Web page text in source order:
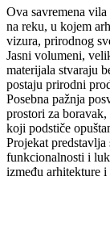
Ova savremena
na reku, u kojem
vizura, prirodnog
Jasni volumeni,
materijala stvaraju
postaju prirodni
Posebna pažnja
prostori za
koji podstiče
Projekat predstavlja
funkcionalnosti i
između arhitekture